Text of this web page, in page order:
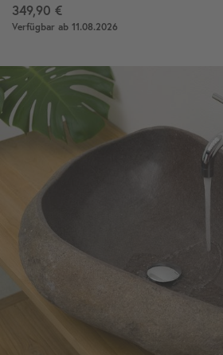
349,90 €
Verfügbar ab 11.08.2026